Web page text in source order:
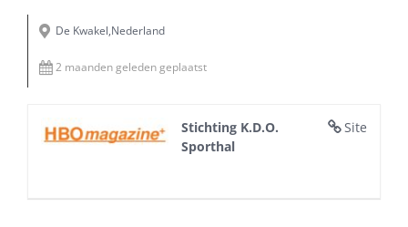
De Kwakel,Nederland
2 maanden geleden geplaatst
Site
Stichting K.D.O.
Sporthal